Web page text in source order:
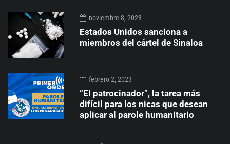
noviembre 8, 2023
Estados Unidos sanciona a
miembros del cártel de Sinaloa
febrero 2, 2023
“El patrocinador”, la tarea más
difícil para los nicas que desean
aplicar al parole humanitario